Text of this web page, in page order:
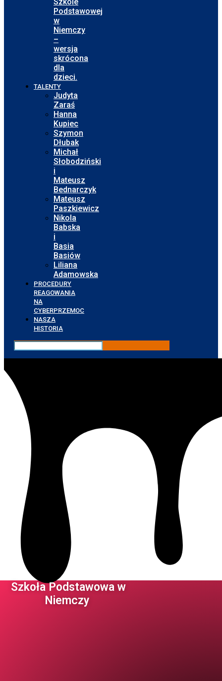
Podstawowej
w
Niemczy
–
wersja
skrócona
dla
dzieci.
TALENTY
Judyta
Zaraś
Hanna
Kupiec
Szymon
Dłubak
Michał
Słobodziński
i
Mateusz
Bednarczyk
Mateusz
Paszkiewicz
Nikola
Babska
i
Basia
Basiów
Liliana
Adamowska
PROCEDURY
REAGOWANIA
NA
CYBERPRZEMOC
NASZA
HISTORIA
Szkoła Podstawowa w
Niemczy ​